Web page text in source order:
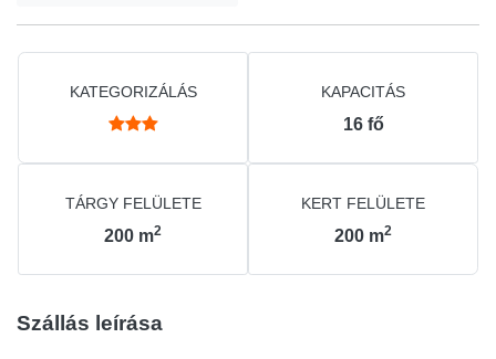
KATEGORIZÁLÁS KAPACITÁS
16 fő
TÁRGY FELÜLETE
200 m2
KERT FELÜLETE
200 m2
Szállás leírása